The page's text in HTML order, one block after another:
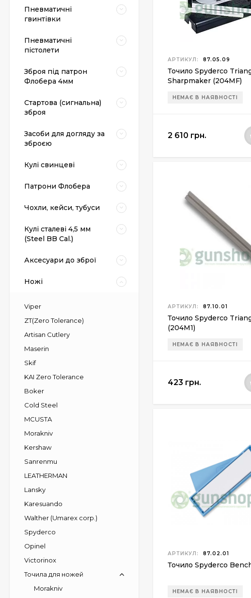
АРТИКУЛ: 87.05.09
Точило Spyderco
Sharpmaker (204MF)
НЕМАЄ В НАЯВНОСТІ
2 610 грн.
АРТИКУЛ: 87.10.01
Точило Spyderco
(204M1)
НЕМАЄ В НАЯВНОСТІ
423 грн.
АРТИКУЛ: 87.02.01
Точило Spyderco
НЕМАЄ В НАЯВНОСТІ
Пневматичні
гвинтівки
Пневматичні
пістолети
Зброя під патрон
Флобера 4мм
Стартова (сигнальна)
зброя
Засоби для догляду за
зброєю
Кулі свинцеві
Патрони Флобера
Чохли, кейси, тубуси
Кулі сталеві 4,5 мм
(Steel BB Cal.)
Аксесуари до зброї
Ножі
Viper
ZT(Zero Tolerance)
Artisan Cutlery
Maserin
Skif
KAI Zero Tolerance
Boker
Cold Steel
MCUSTA
Morakniv
Kershaw
Sanrenmu
LEATHERMAN
Lansky
Karesuando
Walther (Umarex corp.)
Spyderco
Opinel
Victorinox
Точила для ножей
Morakniv